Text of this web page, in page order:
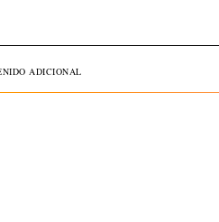
ADICIONAL